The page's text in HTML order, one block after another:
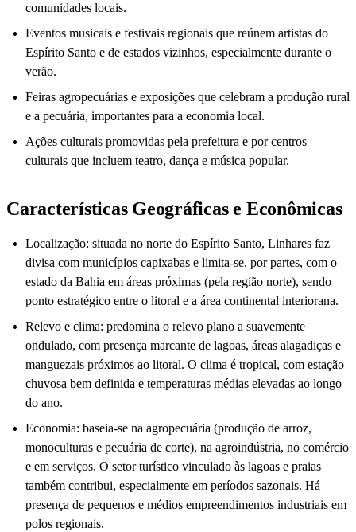
comunidades locais.
Eventos musicais e festivais regionais que reúnem artistas do
Espírito Santo e de estados vizinhos, especialmente durante o
verão.
Feiras agropecuárias e exposições que celebram a produção rural
e a pecuária, importantes para a economia local.
Ações culturais promovidas pela prefeitura e por centros
culturais que incluem teatro, dança e música popular.
Características Geográficas e Econômicas
Localização: situada no norte do Espírito Santo, Linhares faz
divisa com municípios capixabas e limita-se, por partes, com o
estado da Bahia em áreas próximas (pela região norte), sendo
ponto estratégico entre o litoral e a área continental interiorana.
Relevo e clima: predomina o relevo plano a suavemente
ondulado, com presença marcante de lagoas, áreas alagadiças e
manguezais próximos ao litoral. O clima é tropical, com estação
chuvosa bem definida e temperaturas médias elevadas ao longo
do ano.
Economia: baseia-se na agropecuária (produção de arroz,
monoculturas e pecuária de corte), na agroindústria, no comércio
e em serviços. O setor turístico vinculado às lagoas e praias
também contribui, especialmente em períodos sazonais. Há
presença de pequenos e médios empreendimentos industriais em
polos regionais.